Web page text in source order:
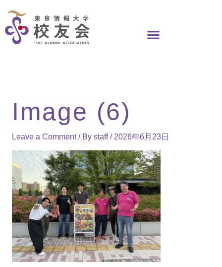
content
Image (6)
Leave a Comment / By staff/ 2026年6月23日